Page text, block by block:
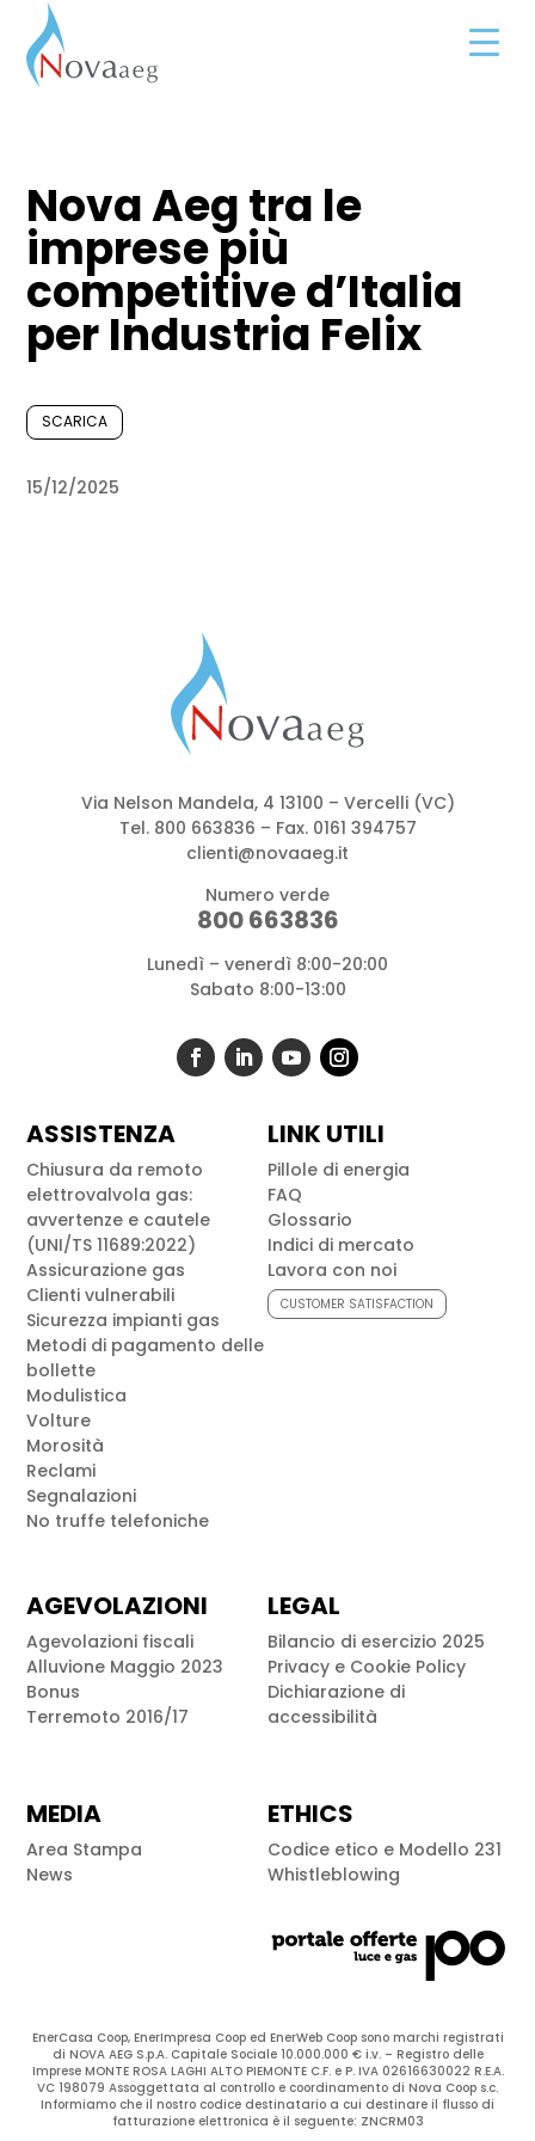
Nova Aeg tra le
imprese più
competitive d’Italia
per Industria Felix
SCARICA
15/12/2025
Via Nelson Mandela, 4 13100 – Vercelli (VC)
Tel. 800 663836 – Fax. 0161 394757
clienti@novaaeg.it
Numero verde
800 663836
Lunedì – venerdì 8:00-20:00
Sabato 8:00-13:00
ASSISTENZA
Chiusura da remoto
elettrovalvola gas:
avvertenze e cautele
(UNI/TS 11689:2022)
Assicurazione gas
Clienti vulnerabili
Sicurezza impianti gas
Metodi di pagamento delle
bollette
Modulistica
Volture
Morosità
Reclami
Segnalazioni
No truffe telefoniche
LINK UTILI
Pillole di energia
FAQ
Glossario
Indici di mercato
Lavora con noi
CUSTOMER SATISFACTION
AGEVOLAZIONI
Agevolazioni fiscali
Alluvione Maggio 2023
Bonus
Terremoto 2016/17
LEGAL
Bilancio di esercizio 2025
Privacy e Cookie Policy
Dichiarazione di
accessibilità
MEDIA
Area Stampa
News
ETHICS
Codice etico e Modello 231
Whistleblowing
EnerCasa Coop, EnerImpresa Coop ed EnerWeb Coop sono marchi registrati
di NOVA AEG S.p.A. Capitale Sociale 10.000.000 € i.v. – Registro delle
Imprese MONTE ROSA LAGHI ALTO PIEMONTE C.F. e P. IVA 02616630022 R.E.A.
VC 198079 Assoggettata al controllo e coordinamento di Nova Coop s.c.
Informiamo che il nostro codice destinatario a cui destinare il flusso di
fatturazione elettronica è il seguente: ZNCRM03